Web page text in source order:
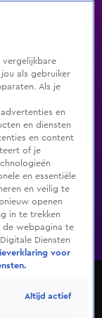
Genres
Bondgenoten
vergelijkbare
als gebruiker
Als je
en
en diensten
en content
of je
en essentiële
en veilig te
openen
in te trekken
de webpagina te
Diensten
voor
Altijd actief